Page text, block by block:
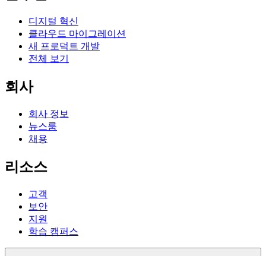
디지털 혁신
클라우드 마이그레이션
새 프로덕트 개발
전체 보기
회사
회사 정보
뉴스룸
채용
리소스
고객
보안
지원
학습 캠퍼스